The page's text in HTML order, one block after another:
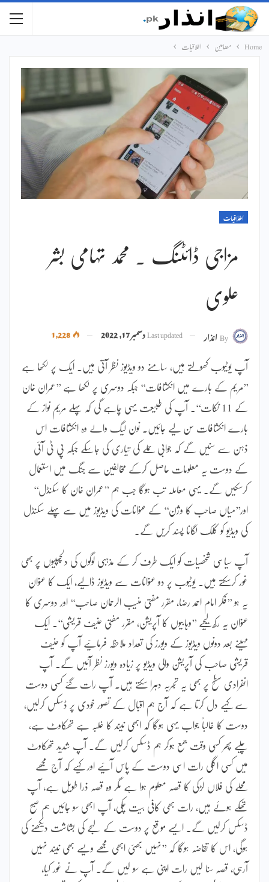
Home مضامین اخلاقیات
اخلاقیات
مزاجی ڈائٹنگ ۔ محمد تہامی بشر
علوی
Byانذار Last updatedدسمبر 17, 2022
آپ یوٹیوب کھولتے ہیں، سامنے دو ویڈیوز نظر آتی ہیں۔ ایک پر لکھا ہے
’’مریم کے بارے میں انکشافات‘‘ جبکہ دوسری پر لکھا ہے ’’عمران خان
کے 11 نکات‘‘۔ آپ کی طبیعت یہی چاہے گی کہ پہلے مریم نواز کے
بارے انکشافات سن لیے جائیں۔ نون لیگ والے وہ انکشافات اس
ذہن سے سنیں گے کہ جوابی حملے کی تیاری کی جاسکے جبکہ پی ٹی آئی
کے دوست یہ معلومات حاصل کرکے مخالفین سے جنگ میں استعمال
کرسکیں گے۔ یہی معاملہ تب ہوگا جب ہم ’’عمران خان کا سکنڈل‘‘
اور’’میاں صاحب کا وژن‘‘ کے عنوانات کی ویڈیوز میں سے پہلے سکنڈل
کی ویڈیو کو کلک لگانا پسند کریں گے۔
آپ سیاسی شخصیات کو ایک طرف کر کے مذہبی لوگوں کی دلچسپیوں پر بھی
غور کرسکتے ہیں۔ یوٹیوب پر دو عنوانات سے ویڈیوز ڈالیے، ایک کا عنوان
یہ ہو ’’فکر امام احمد رضا، مقرر مفتی منیب الرحمان صاحب‘‘ اور دوسری کا
عنوان یہ رکھ لیجیے ’’وہابیوں کا آپریشن، مقرر مفتی حنیف قریشی‘‘۔ ایک
مہینے بعد دونوں ویڈیوز کے ویورز کی تعداد ملاحظہ فرمائیے آپ کو حنیف
قریشی صاحب کی آپریشن والی ویڈیو پر زیادہ ویورز نظر آئیں گے۔ آپ
انفرادی سطح پر بھی یہ تجربہ دہرا سکتے ہیں۔ آپ رات گئے کسی دوست
سے کہیے دل کرتا ہے کہ آج ہم اقبال کے تصور خودی پر ڈسکس کرلیں،
دوست کا غالباً جواب یہی ہوگا کہ ابھی نیند کا غلبہ ہے تھکاوٹ ہے،
چلیے پھر کسی وقت جمع ہوکر ہم ڈسکس کرلیں گے۔ آپ شدید تھکاوٹ
میں کسی اگلی رات اسی دوست کے پاس آئیے اور کہیے کہ آج مجھے
محلے کی فلاں لڑکی کا قصہ معلوم ہوا ہے مگر وہ قصہ ذرا طویل ہے، آپ
تھکے ہوئے ہیں، رات بھی کافی بیت چکی، آپ ابھی سو جائیں ہم صبح
ڈسکس کرلیں گے۔ ایسے موقع پر دوست کے لہجے کی بشاشت دیکھنے کی
ہوگی، اس کا تقاضہ ہوگا کہ ’’نہیں بھئی ابھی مجھے ویسے بھی نیند نہیں
آرہی، قصہ سنا لیں رات اپنی ہے سو لیں گے۔ آپ نے غور کیا،